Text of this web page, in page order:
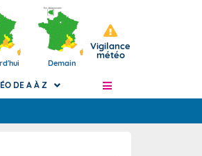
Demain
Vigilance
météo
DE A À Z